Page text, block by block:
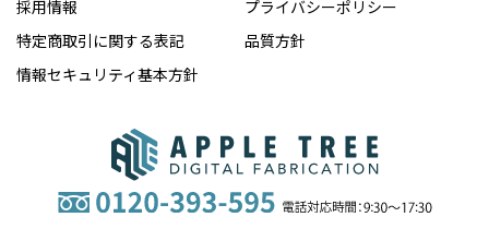
採用情報
プライバシーポリシー
特定商取引に関する表記
品質方針
情報セキュリティ基本方針